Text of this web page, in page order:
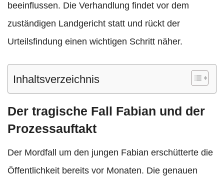
beeinflussen. Die Verhandlung findet vor dem
zuständigen Landgericht statt und rückt der
Urteilsfindung einen wichtigen Schritt näher.
Inhaltsverzeichnis
Der tragische Fall Fabian und der
Prozessauftakt
Der Mordfall um den jungen Fabian erschütterte die
Öffentlichkeit bereits vor Monaten. Die genauen